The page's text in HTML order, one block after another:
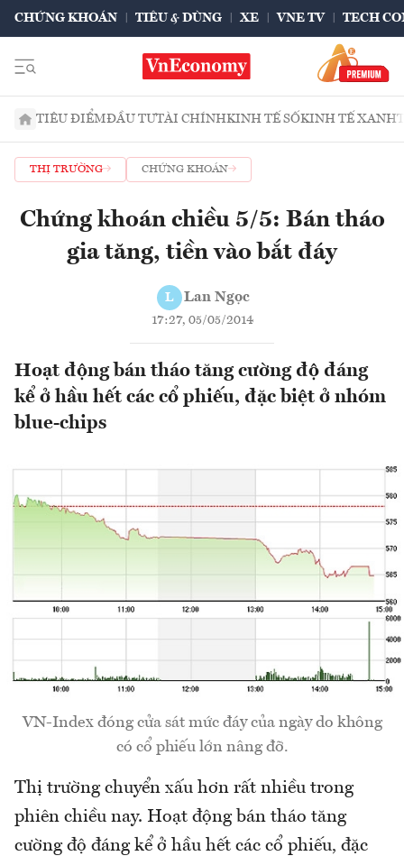
CHỨNG KHOÁN TIÊU & DÙNG XE VNE TV TECH
TIÊU ĐIỂMĐẦU TƯTÀI CHÍNHKINH TẾ SỐKINH TẾ XANH
THỊ TRƯỜNG CHỨNG KHOÁN
Chứng khoán chiều 5/5: Bán tháo
gia tăng, tiền vào bắt đáy
L Lan Ngọc
17:27, 05/05/2014
Hoạt động bán tháo tăng cường độ đáng
kể ở hầu hết các cổ phiếu, đặc biệt ở nhóm
blue-chips
VN-Index đóng cửa sát mức đáy của ngày do không
có cổ phiếu lớn nâng đỡ.
Thị trường chuyển xấu hơn rất nhiều trong
phiên chiều nay. Hoạt động bán tháo tăng
cường độ đáng kể ở hầu hết các cổ phiếu, đặc